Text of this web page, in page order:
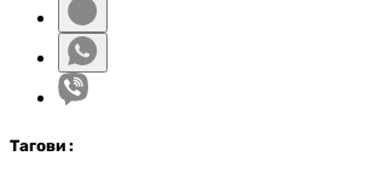
Тагови :